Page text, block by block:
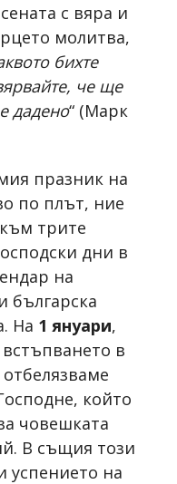
с вяра и
молитва,
бихте
че ще
дадено“ (Марк
празник на
по плът, ние
трите
дни в
на
българска
На 1 януари,
встъпването в
който
човешката
В същия този
успението на